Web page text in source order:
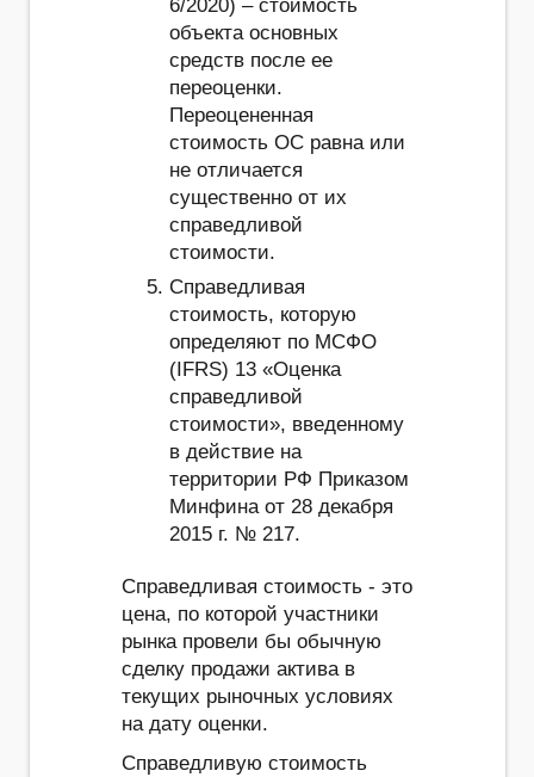
6/2020) – стоимость
объекта основных
средств после ее
переоценки.
Переоцененная
стоимость ОС равна или
не отличается
существенно от их
справедливой
стоимости.
Справедливая
стоимость, которую
определяют по МСФО
(IFRS) 13 «Оценка
справедливой
стоимости», введенному
в действие на
территории РФ Приказом
Минфина от 28 декабря
2015 г. № 217.
Справедливая стоимость - это
цена, по которой участники
рынка провели бы обычную
сделку продажи актива в
текущих рыночных условиях
на дату оценки.
Справедливую стоимость